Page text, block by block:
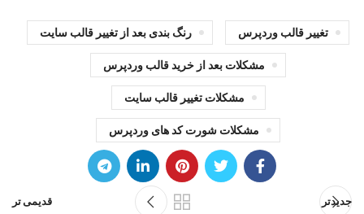
تغییر قالب وردپرس رنگ بندی بعد از تغییر قالب سایت
مشکلات بعد از خرید قالب وردپرس
مشکلات تغییر قالب سایت
مشکلات شورت کد های وردپرس
جدیدتر قدیمی تر